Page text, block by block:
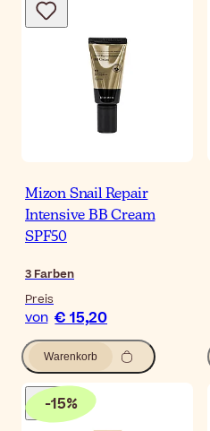
Mizon Snail Repair
Intensive BB Cream
SPF50
3 Farben
Preis
von € 15,20
Warenkorb
-15%